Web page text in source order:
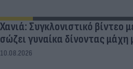
Χανιά: Συγκλονιστικό
σώζει γυναίκα δίνοντας
10.08.2026